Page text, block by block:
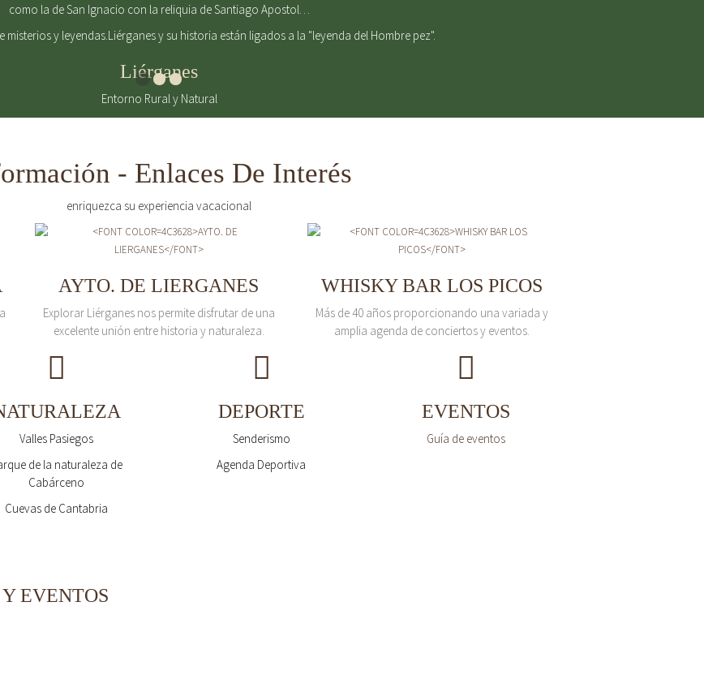
como la de San Ignacio con la reliquia de Santiago Apostol…
misterios y leyendas.Liérganes y su historia están ligados a la "leyenda del Hombre pez".
Liérganes
Entorno Rural y Natural
- Enlaces De Interés
enriquezca su experiencia vacacional
AYTO. DE LIERGANES
Explorar Liérganes nos permite disfrutar de una
excelente unión entre historia y naturaleza.
WHISKY BAR LOS PICOS
Más de 40 años proporcionando una variada y
amplia agenda de conciertos y eventos.
Valles Pasiegos
de la naturaleza de
Cabárceno
Cuevas de Cantabria
DEPORTE
Senderismo
Agenda Deportiva
EVENTOS
Guía de eventos
EVENTOS